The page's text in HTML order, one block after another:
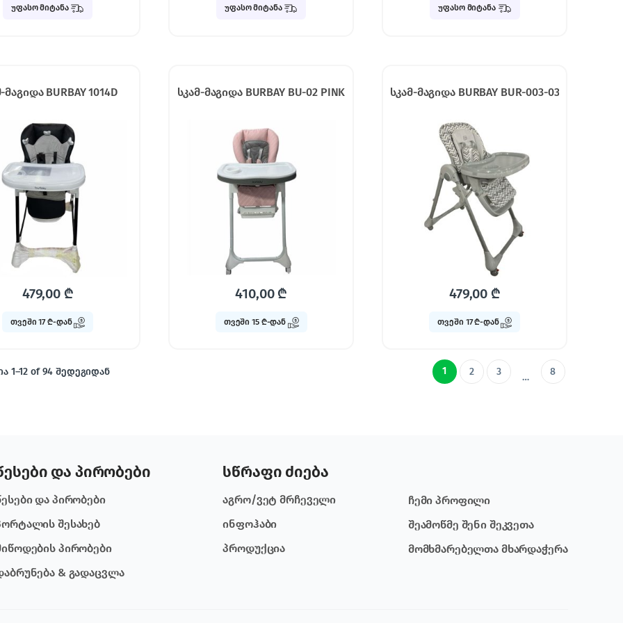
უფასო მიტანა უფასო მიტანა უფასო მიტანა
მაგიდა BURBAY 1014D
479,00 ₾
თვეში 17 ₾-დან
სკამ-მაგიდა BURBAY BU-02 PINK
410,00₾
თვეში 15 ₾-დან
სკამ-მაგიდა BURBAY BUR-003-03
479,00₾
თვეში 17 ₾-დან
1–12 of 94 შედეგიდან 1 2 3 … 8
და პირობები
და პირობები
შესახებ
პირობები
& გადაცვლა
სწრაფი ძიება
აგრო/ვეტ მრჩეველი
ინფოჰაბი
პროდუქცია
ჩემი პროფილი
შეამოწმე შენი შეკვეთა
მომხმარებელთა მხარდაჭერა